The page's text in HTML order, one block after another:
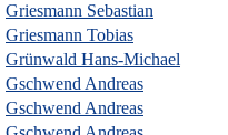
Griesmann Sebastian
Griesmann Tobias
Grünwald Hans-Michael
Gschwend Andreas
Gschwend Andreas